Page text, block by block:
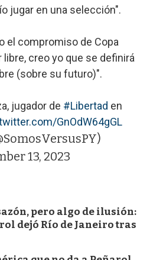
jugar en una selección".
el compromiso de Copa
libre, creo yo que se definirá
(sobre su futuro)".
jugador de #Libertad en
GnOdW64gGL
13, 2023
pero algo de ilusión:
dejó Río de Janeiro tras